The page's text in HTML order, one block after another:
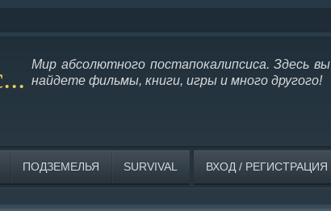
Мир абсолютного постапокалипсиса. Здесь вы
найдете фильмы, книги, игры и много другого!
ПОДЗЕМЕЛЬЯ SURVIVAL ВХОД / РЕГИСТРАЦИЯ